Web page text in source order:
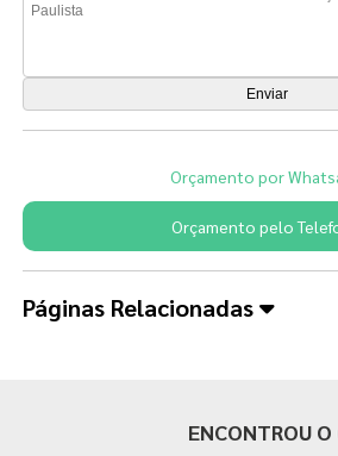
Orçamento por
Orçamento pelo
Páginas Relacionadas
ENCONTROU O